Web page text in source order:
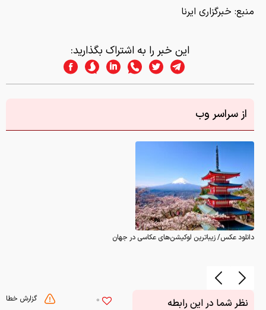
منبع: خبرگزاری ایرنا
این خبر را به اشتراک بگذارید:
از سراسر وب
دانلود عکس/ زیباترین لوکیشن‌های عکاسی در جهان
گزارش خطا 0 نظر شما در این رابطه